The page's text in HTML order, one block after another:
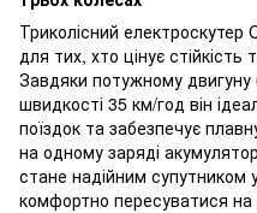
Триколісний
для тих, хто цінує стійкість
Завдяки потужному двигуну
швидкості 35 км/год він
поїздок та забезпечує
на одному заряді
стане надійним супутником
комфортно пересуватися на